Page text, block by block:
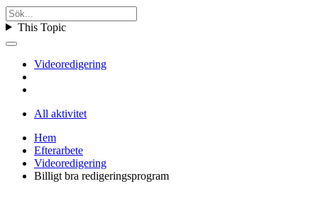
This Topic
Videoredigering
All aktivitet
Hem
Efterarbete
Videoredigering
Billigt bra redigeringsprogram